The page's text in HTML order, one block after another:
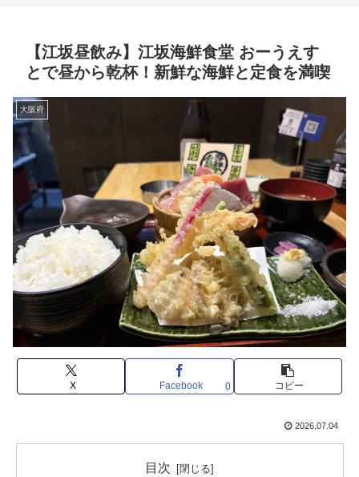
【江坂昼飲み】江坂海鮮食堂 おーうえす
とで昼から乾杯！新鮮な海鮮と定食を満喫
大阪府
X Facebook 0 コピー
2026.07.04
目次